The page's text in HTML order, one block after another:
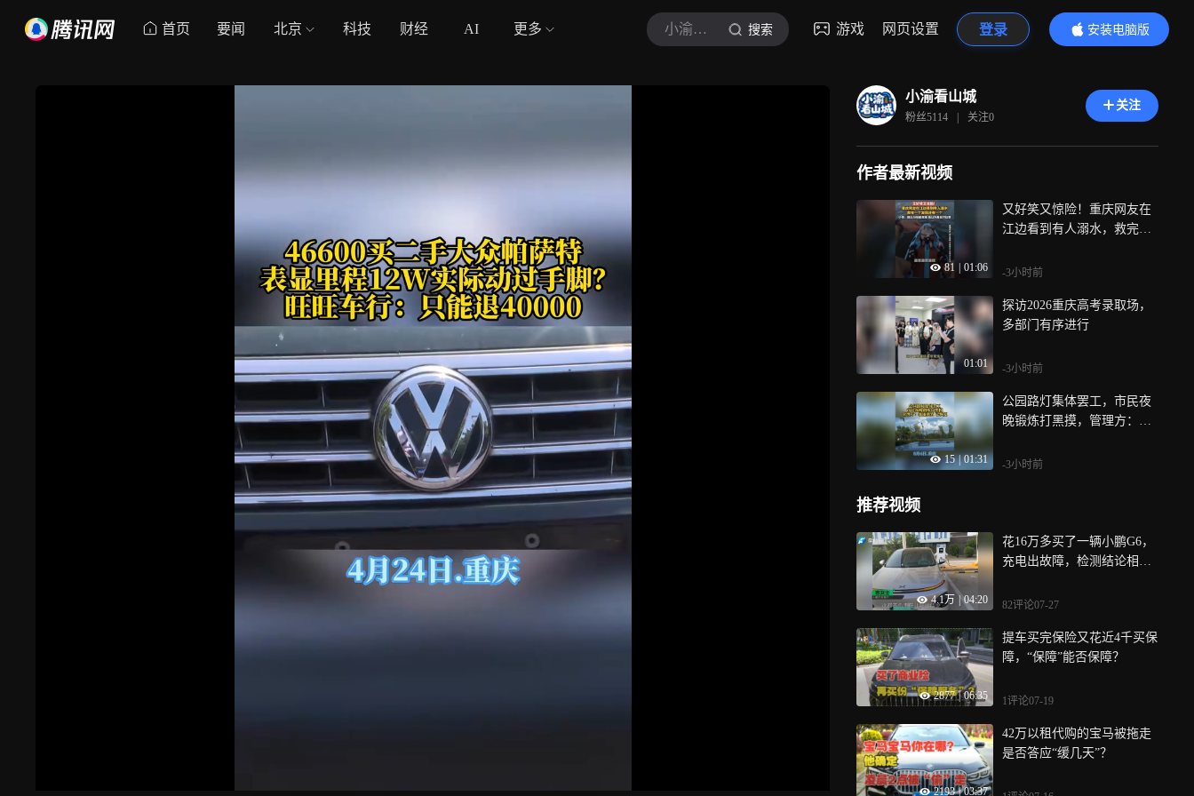
首页 要闻 北京 科技 财经 AI 更多 小渝看山城 搜索 游戏 网页设置 登录
安装电脑版
内容更精彩
小渝看山城
粉丝5114 | 关注0
关注
作者最新视频
81 01:06
又好笑又惊险！重庆网友在
江边看到有人溺水，救完一
-3小时前
01:01
探访2026重庆高考录取场，
多部门有序进行
-3小时前
15 | 01:31
公园路灯集体罢工，市民夜
晚锻炼打黑摸，管理方：暴
-3小时前
推荐视频
4.1万 | 04:20
花16万多买了一辆小鹏G6，
充电出故障，检测结论相互
才开了三个多月
82评论07-27
2877 | 06:35
提车买完保险又花近4千买保
障，“保障”能否保障？
1评论07-19
2193 | 03:37
42万以租代购的宝马被拖走
是否答应“缓几天”？